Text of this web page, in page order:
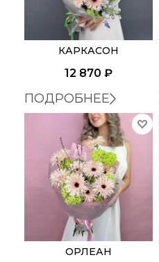
КАРКАСОН
12 870 ₽
ПОДРОБНЕЕ
ОРЛЕАН